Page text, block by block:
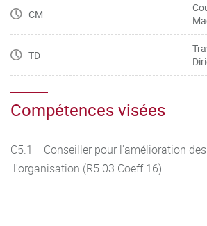
CM
TD
Compétences visées
C5.1 Conseiller pour l'amélioration
l'organisation (R5.03 Coeff 16)